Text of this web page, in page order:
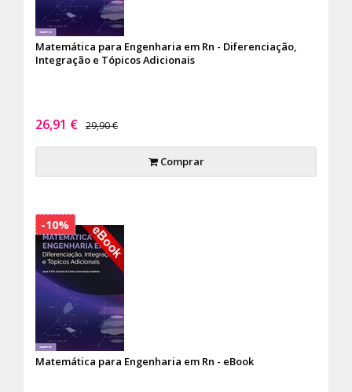
Matemática para Engenharia em Rn - Diferenciação,
Integração e Tópicos Adicionais
26,91 € 29,90 €
Comprar
Matemática para Engenharia em Rn - eBook
-10%